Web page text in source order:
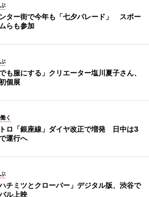
ター街で今年も「七夕パレード」 スポー
らも参加
でも服にする」クリエーター塩川夏子さん、
個展
く
ロ「銀座線」ダイヤ改正で増発 日中は3
運行へ
チミツとクローバー」デジタル版、渋谷で
ル上映